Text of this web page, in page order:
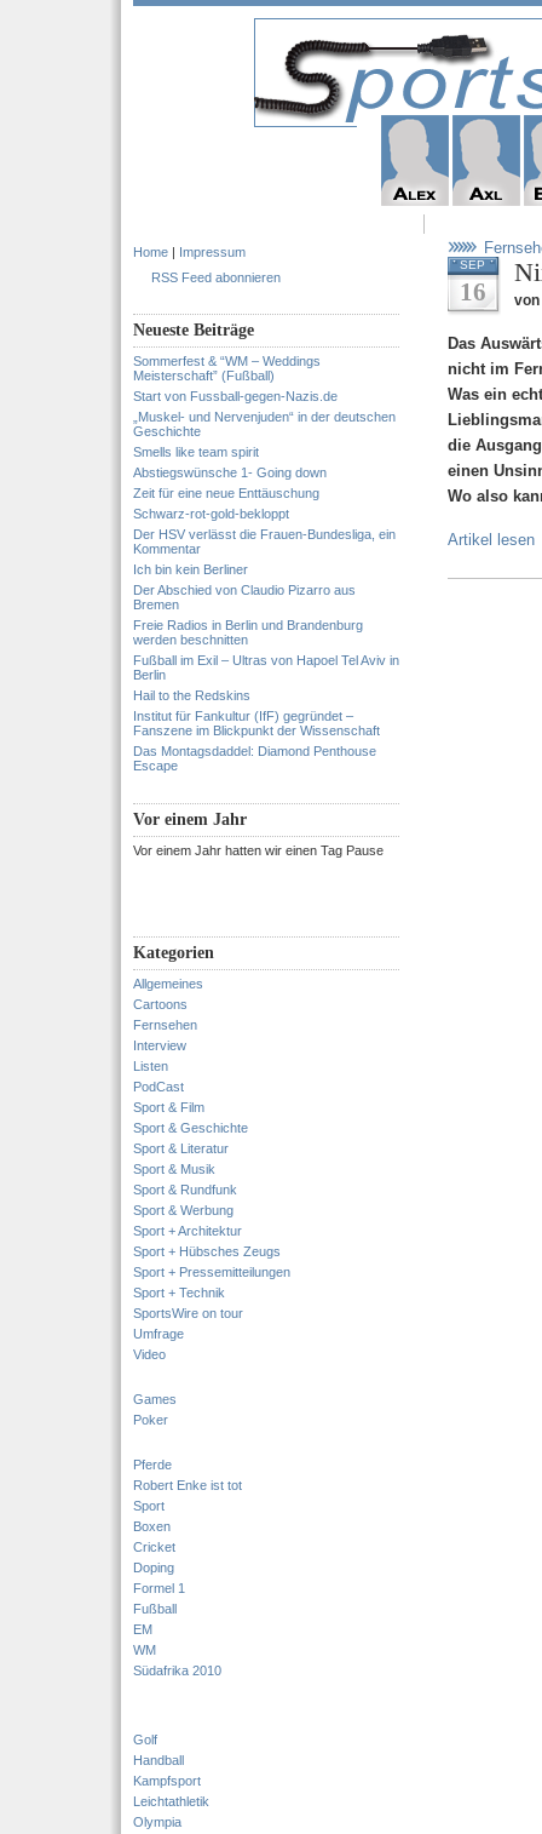
Home | Impressum
RSS Feed abonnieren
Neueste Beiträge
Sommerfest & “WM – Weddings
Meisterschaft” (Fußball)
Start von Fussball-gegen-Nazis.de
„Muskel- und Nervenjuden“ in der deutschen
Geschichte
Smells like team spirit
Abstiegswünsche 1- Going down
Zeit für eine neue Enttäuschung
Schwarz-rot-gold-bekloppt
Der HSV verlässt die Frauen-Bundesliga, ein
Kommentar
Ich bin kein Berliner
Der Abschied von Claudio Pizarro aus
Bremen
Freie Radios in Berlin und Brandenburg
werden beschnitten
Fußball im Exil – Ultras von Hapoel Tel Aviv in
Berlin
Hail to the Redskins
Institut für Fankultur (IfF) gegründet –
Fanszene im Blickpunkt der Wissenschaft
Das Montagsdaddel: Diamond Penthouse
Escape
Vor einem Jahr
Vor einem Jahr hatten wir einen Tag Pause
Kategorien
Allgemeines
Cartoons
Fernsehen
Interview
Listen
PodCast
Sport & Film
Sport & Geschichte
Sport & Literatur
Sport & Musik
Sport & Rundfunk
Sport & Werbung
Sport + Architektur
Sport + Hübsches Zeugs
Sport + Pressemitteilungen
Sport + Technik
SportsWire on tour
Umfrage
Video
Games
Poker
Pferde
Robert Enke ist tot
Sport
Boxen
Cricket
Doping
Formel 1
Fußball
EM
WM
Südafrika 2010
Golf
Handball
Kampfsport
Leichtathletik
Olympia
SEP
16 von
Das
nicht im
Was ein
die
einen
Wo also
Artikel lesen